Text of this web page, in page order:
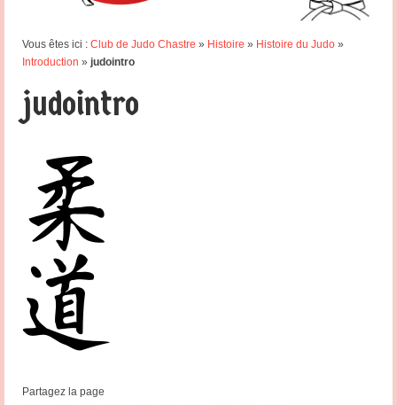
Vous êtes ici : Club de Judo Chastre » Histoire » Histoire du Judo »
Introduction » judointro
judointro
Partagez la page